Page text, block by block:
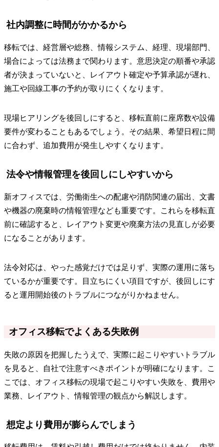
社内調整に時間がかかるから
移転では、経営層や総務、情報システム、経理、現場部門、
場合によっては法務まで関わります。意思決定の順番や承認
者が決まっていないと、レイアウト確定や予算承認が遅れ、
施工や回線工事の予約が取りにくくなります。
現場ヒアリングを後回しにすると、移転直前に座席数や設備
要件が変わることもあるでしょう。その結果、希望日程に間
に合わず、追加費用が発生しやすくなります。
法令や情報管理を後回しにしやすいから
新オフィスでは、労働衛生への配慮や消防関連の届出、文書
や機器の廃棄時の情報管理なども重要です。これらを移転直
前に確認すると、レイアウト変更や廃棄方法の見直しが必要
になることがあります。
法令対応は、やった感覚だけでは足りず、実際の運用に落ち
ているかが重要です。目立ちにくい項目ですが、後回しにす
ると運用開始後のトラブルにつながりかねません。
オフィス移転でよくある失敗例
失敗の原因を把握したうえで、実際に起こりやすいトラブル
を見ると、自社で注意すべきポイントが明確になります。こ
こでは、オフィス移転の現場で起こりやすい失敗を、費用や
業務、レイアウト、情報管理の観点から解説します。
想定より費用が膨らんでしまう